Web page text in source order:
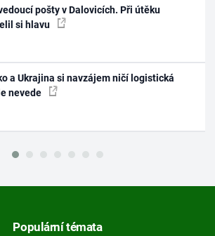
pošty v Dalovicích. Při útěku
si hlavu
a Ukrajina si navzájem ničí logistická
nevede
Populární témata